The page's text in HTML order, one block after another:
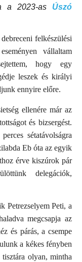
a 2023-as Úszó
felkészülési
vállaltam
hogy egy
leszek és királyi
ennyire előre.
ellenére már az
és bizsergést.
sétatávolságra
Eb óta az egyik
érve kiszúrok pár
ülöttünk delegációk,
Petrezselyem Peti, a
megcsapja az
és párás, a csempe
a kékes fényben
olyan, mintha